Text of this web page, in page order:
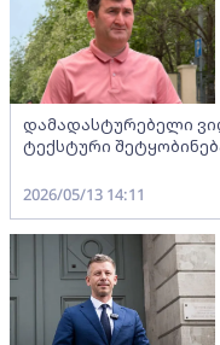
დამადასტურებელი
ტექსტური
2026/05/13 14:11